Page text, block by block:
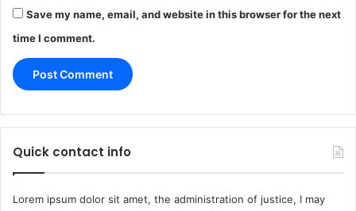
Save my name, email, and website in this browser for the next
time I comment.
Quick contact info
Lorem ipsum dolor sit amet, the administration of justice, I may